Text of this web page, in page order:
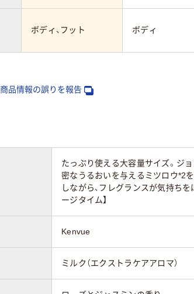
ボディ、フット ボディ
商品情報の誤りを報告
たっぷり使える大容量サイズ。ジ
密なうるおいを与えるミツロウ*2
しながら、フレグランスが気持ち
ージタイム】
Kenvue
ミルク（エクストラケアアロマ）